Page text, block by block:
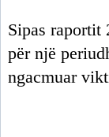
Sipas raportit
për një
ngacmuar